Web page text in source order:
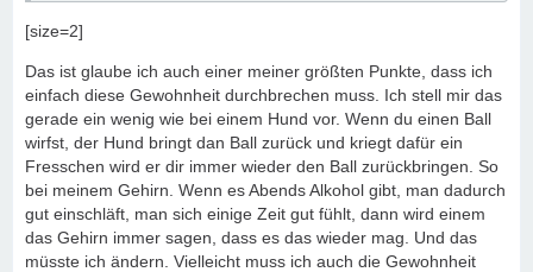
[size=2]
Das ist glaube ich auch einer meiner größten Punkte, dass ich
einfach diese Gewohnheit durchbrechen muss. Ich stell mir das
gerade ein wenig wie bei einem Hund vor. Wenn du einen Ball
wirfst, der Hund bringt dan Ball zurück und kriegt dafür ein
Fresschen wird er dir immer wieder den Ball zurückbringen. So
bei meinem Gehirn. Wenn es Abends Alkohol gibt, man dadurch
gut einschläft, man sich einige Zeit gut fühlt, dann wird einem
das Gehirn immer sagen, dass es das wieder mag. Und das
müsste ich ändern. Vielleicht muss ich auch die Gewohnheit